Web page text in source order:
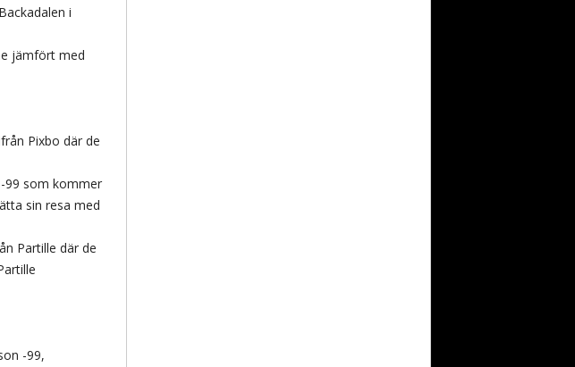
i
jämfört med
Pixbo där de
99 som kommer
sin resa med
Partille där de
-99,